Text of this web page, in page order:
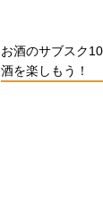
お酒のサブスク
酒を楽しもう！